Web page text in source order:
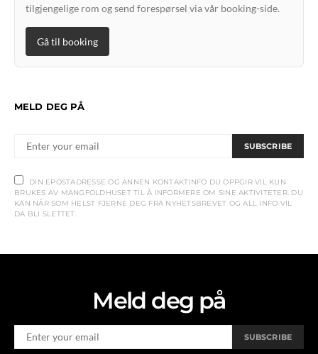
tilgjengelige rom og send forespørsel via vår booking-side.
Gå til booking
MELD DEG PÅ
SUBSCRIBE
DIN EPOSTADRESSE OG ANNEN KONTAKTINFO DU OPPGIR VIL KUN
BRUKES AV MANGFOLDHUSET TIL Å INFORMERE OM SINE AKTIVITETER. DU
KAN NÅR SOM HELST FJERNE DEG FRA NYHETSBREVET OG ALL INFO VIL
DA BLI SLETTET.
Meld deg på
SUBSCRIBE